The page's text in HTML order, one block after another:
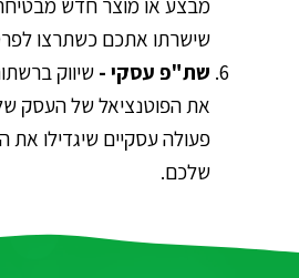
מבצע או מוצר חדש
שישרתו אתכם כשתרצו
שת"פ עסקי - שיווק
את הפוטנציאל של העסק
פעולה עסקיים שיגדילו את
שלכם.